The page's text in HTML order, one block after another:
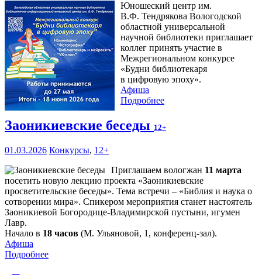
Юношеский центр им.
В.Ф. Тендрякова Вологодской
областной универсальной
научной библиотеки приглашает
коллег принять участие в
Межрегиональном конкурсе
«Будни библиотекаря
в цифровую эпоху».
Афиша
Подробнее
Заоникиевские беседы 12+
01.03.2026 Конкурсы, 12+
Приглашаем вологжан 11 марта
посетить новую лекцию проекта «Заоникиевские
просветительские беседы». Тема встречи – «Библия и наука о
сотворении мира». Спикером мероприятия станет настоятель
Заоникиевой Богородице-Владимирской пустыни, игумен
Лавр.
Начало в 18 часов (М. Ульяновой, 1, конференц-зал).
Афиша
Подробнее